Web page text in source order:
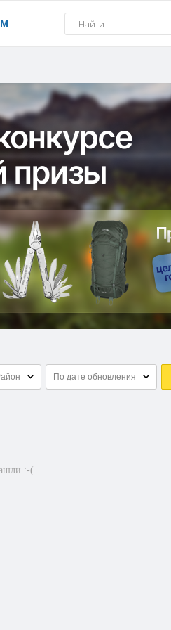
По дате обновления
:-(.